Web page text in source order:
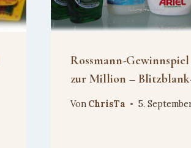
Rossmann-Gewinnspiel
zur Million –
Von ChrisTa 5.